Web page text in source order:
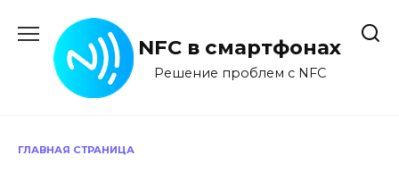
содержанию
NFC в смартфонах
Решение проблем с NFC
ГЛАВНАЯ СТРАНИЦА